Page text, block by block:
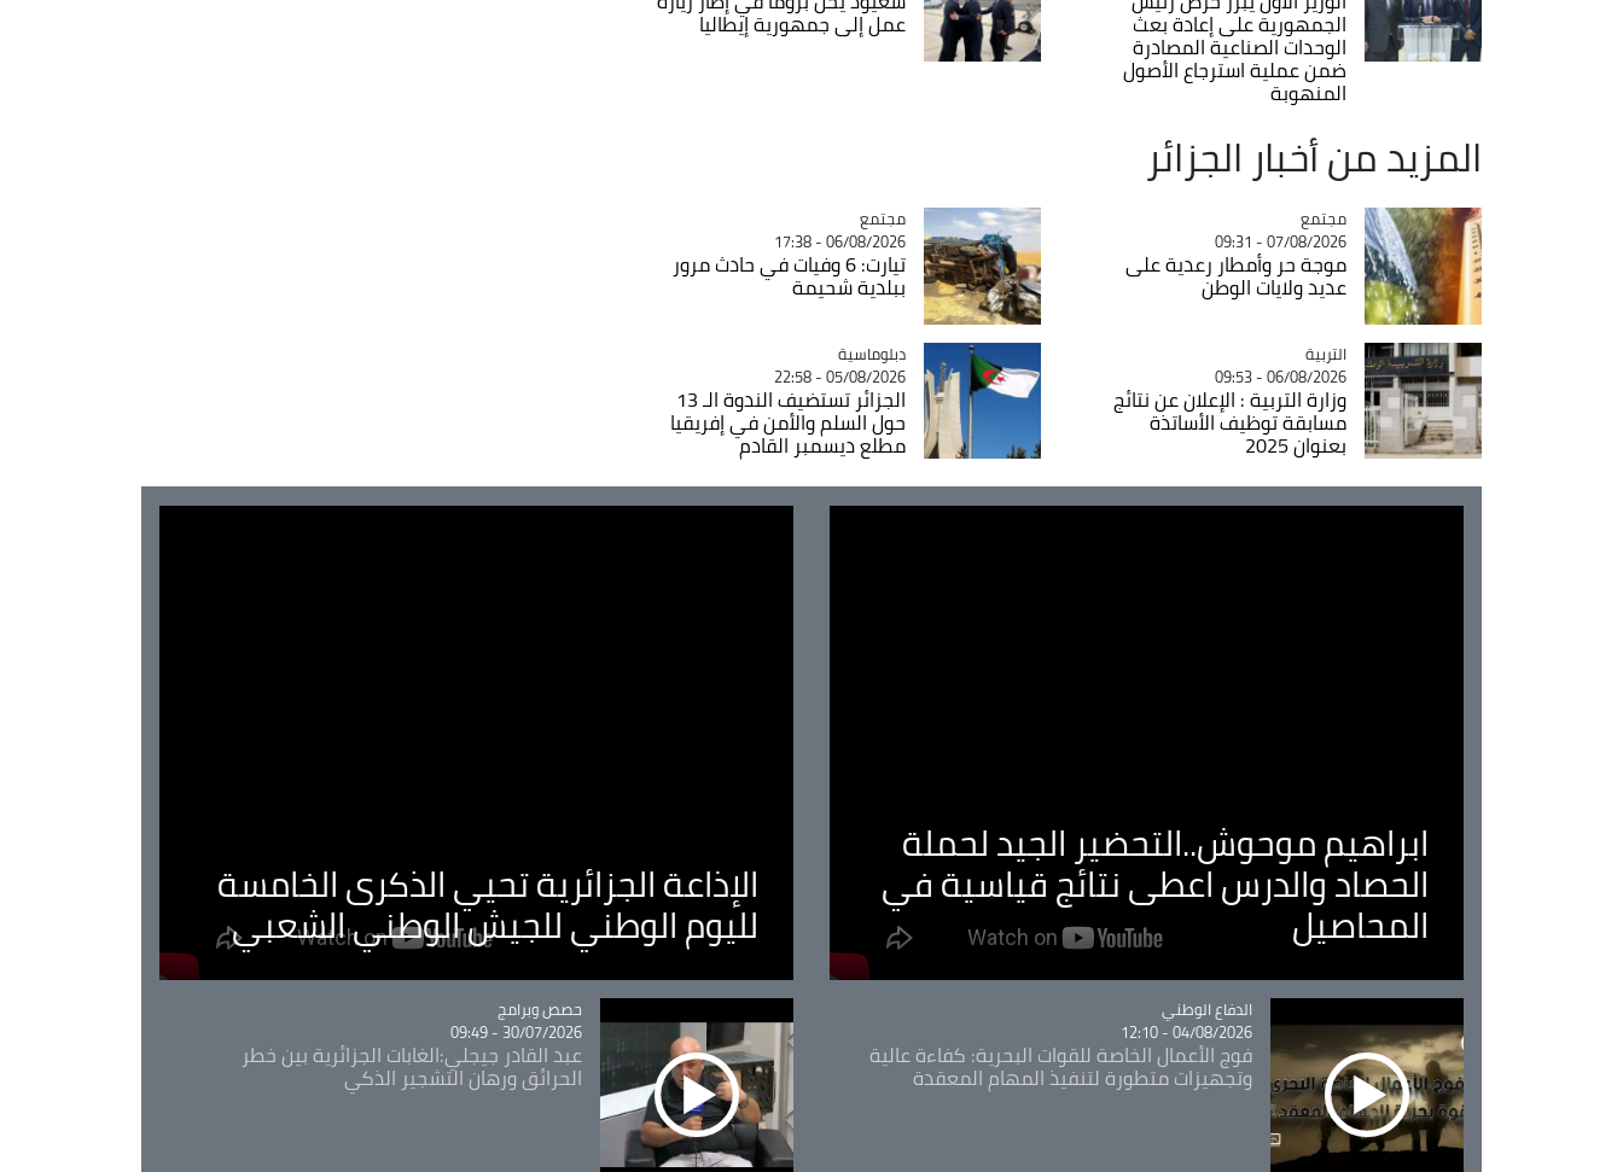
الجمهورية على إعادة بعث
الوحدات الصناعية المصادرة
ضمن عملية استرجاع الأصول
المنهوبة
عمل إلى جمهورية إيطاليا
المزيد من أخبار الجزائر
Catégorie
مجتمع
07/08/2026 - 09:31
موجة حر وأمطار رعدية على
عديد ولايات الوطن
Catégorie
مجتمع
06/08/2026 - 17:38
تيارت: 6 وفيات في حادث مرور
ببلدية شحيمة
Catégorie
التربية
06/08/2026 - 09:53
وزارة التربية : الإعلان عن نتائج
مسابقة توظيف الأساتذة
بعنوان 2025
Catégorie
دبلوماسية
05/08/2026 - 22:58
الجزائر تستضيف الندوة الـ 13
حول السلم والأمن في إفريقيا
مطلع ديسمبر القادم
ابراهيم موحوش..التحضير الجيد لحملة
الحصاد والدرس اعطى نتائج قياسية في
المحاصيل
الإذاعة الجزائرية تحيي الذكرى الخامسة
لليوم الوطني للجيش الوطني الشعبي
Catégorie
الدفاع الوطني
04/08/2026 - 12:10
فوج الأعمال الخاصة للقوات البحرية: كفاءة عالية
وتجهيزات متطورة لتنفيذ المهام المعقدة
Catégorie
حصص وبرامج
30/07/2026 - 09:49
عبد القادر جيجلي:الغابات الجزائرية بين خطر
الحرائق ورهان التشجير الذكي